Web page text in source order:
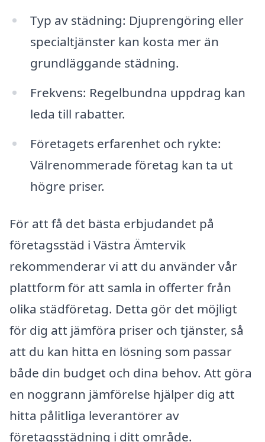
Typ av städning: Djuprengöring eller
specialtjänster kan kosta mer än
grundläggande städning.
Frekvens: Regelbundna uppdrag kan
leda till rabatter.
Företagets erfarenhet och rykte:
Välrenommerade företag kan ta ut
högre priser.
För att få det bästa erbjudandet på
företagsstäd i Västra Ämtervik
rekommenderar vi att du använder vår
plattform för att samla in offerter från
olika städföretag. Detta gör det möjligt
för dig att jämföra priser och tjänster, så
att du kan hitta en lösning som passar
både din budget och dina behov. Att göra
en noggrann jämförelse hjälper dig att
hitta pålitliga leverantörer av
företagsstädning i ditt område.